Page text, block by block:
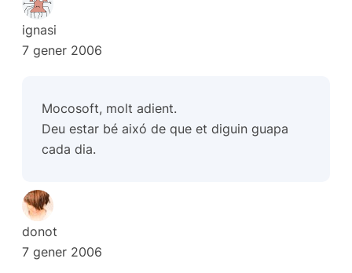
ignasi
7 gener 2006
Mocosoft, molt adient.
Deu estar bé aixó de que et diguinguapa
cada dia.
donot
7 gener 2006